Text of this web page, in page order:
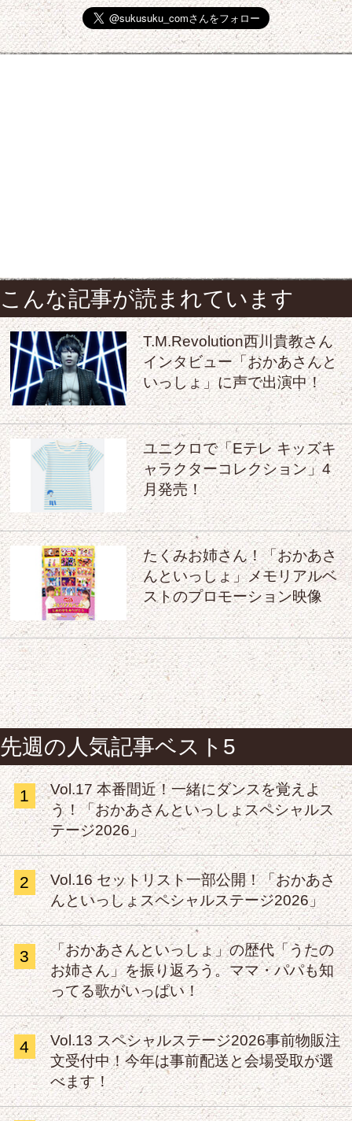
こんな記事が読まれています
T.M.Revolution西川貴教さん
インタビュー「おかあさんと
いっしょ」に声で出演中！
ユニクロで「Eテレ キッズキ
ャラクターコレクション」4
月発売！
たくみお姉さん！「おかあさ
んといっしょ」メモリアルベ
ストのプロモーション映像
先週の人気記事ベスト5
1
Vol.17 本番間近！一緒にダンスを覚えよ
う！「おかあさんといっしょスペシャルス
テージ2026」
2
Vol.16 セットリスト一部公開！「おかあさ
んといっしょスペシャルステージ2026」
3
「おかあさんといっしょ」の歴代「うたの
お姉さん」を振り返ろう。ママ・パパも知
ってる歌がいっぱい！
4
Vol.13 スペシャルステージ2026事前物販注
文受付中！今年は事前配送と会場受取が選
べます！